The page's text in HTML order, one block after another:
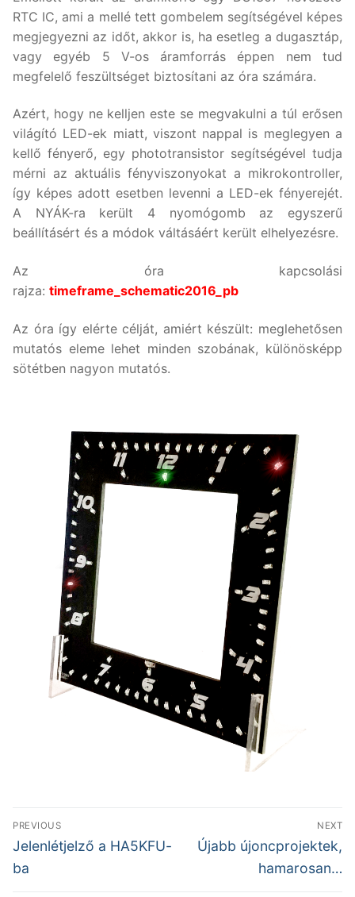
RTC IC, ami a mellé tett gombelem segítségével képes
megjegyezni az időt, akkor is, ha esetleg a dugasztáp,
vagy egyéb 5 V-os áramforrás éppen nem tud
megfelelő feszültséget biztosítani az óra számára.
Azért, hogy ne kelljen este se megvakulni a túl erősen
világító LED-ek miatt, viszont nappal is meglegyen a
kellő fényerő, egy phototransistor segítségével tudja
mérni az aktuális fényviszonyokat a mikrokontroller,
így képes adott esetben levenni a LED-ek fényerejét.
A NYÁK-ra került 4 nyomógomb az egyszerű
beállításért és a módok váltásáért került elhelyezésre.
Az óra kapcsolási
rajza: timeframe_schematic2016_pb
Az óra így elérte célját, amiért készült: meglehetősen
mutatós eleme lehet minden szobának, különösképp
sötétben nagyon mutatós.
Bejegyzés
navigáció
PREVIOUS
Previous
post:
Jelenlétjelző a HA5KFU-
ba
NEXT
Next
Újabb újoncprojektek,
hamarosan…